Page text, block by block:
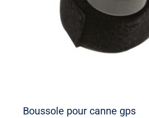
Boussole pour canne gps